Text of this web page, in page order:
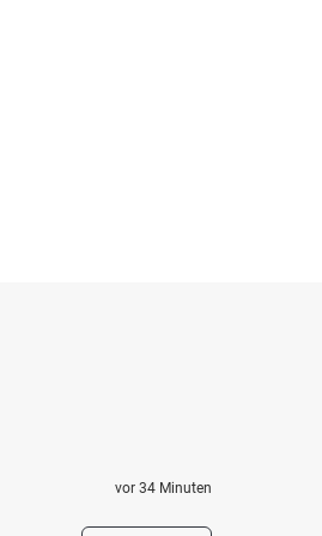
vor 34 Minuten